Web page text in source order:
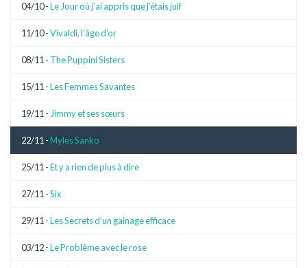
04/10 -Le Jour où j’ai appris que j’étais juif
11/10 -Vivaldi, l’âge d’or
08/11 - The Puppini Sisters
15/11 -Les Femmes Savantes
19/11 - Jimmy et ses sœurs
22/11 - Myles Sanko
25/11 -Et y a rien de plus à dire
27/11 -Six
29/11 -Les Secrets d’un gainage efficace
03/12 -Le Problème avec le rose